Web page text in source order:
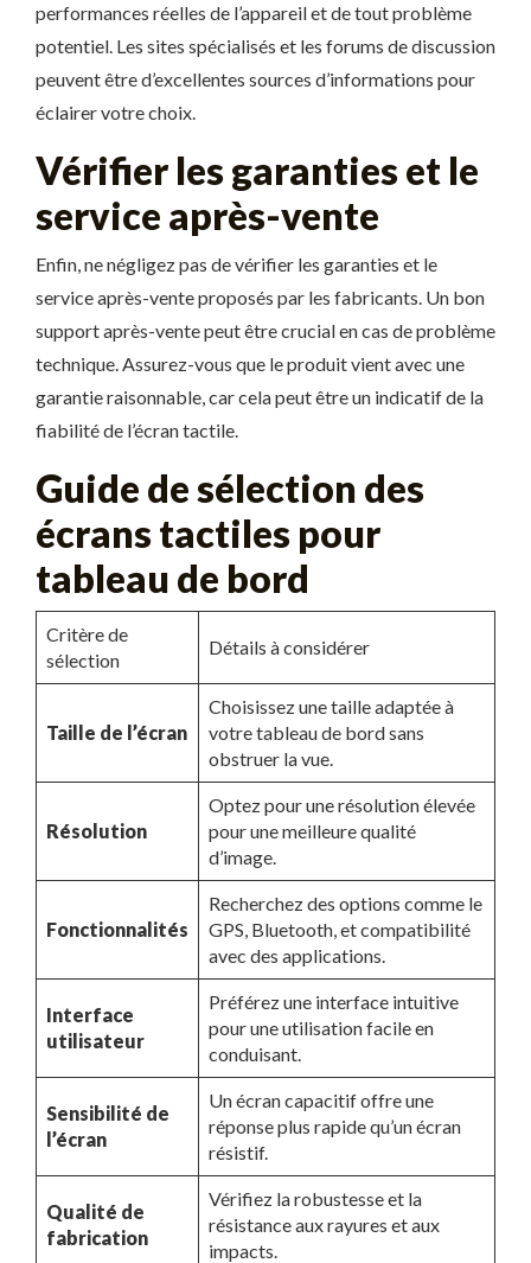
performances réelles de l’appareil et de tout problème
potentiel. Les sites spécialisés et les forums de discussion
peuvent être d’excellentes sources d’informations pour
éclairer votre choix.
Vérifier les garanties et le
service après-vente
Enfin, ne négligez pas de vérifier les garanties et le
service après-vente proposés par les fabricants. Un bon
support après-vente peut être crucial en cas de problème
technique. Assurez-vous que le produit vient avec une
garantie raisonnable, car cela peut être un indicatif de la
fiabilité de l’écran tactile.
Guide de sélection des
écrans tactiles pour
tableau de bord
Critère de
sélection
Détails à considérer
Taille de l’écran
Choisissez une taille adaptée à
votre tableau de bord sans
obstruer la vue.
Résolution
Optez pour une résolution élevée
pour une meilleure qualité
d’image.
Fonctionnalités
Recherchez des options comme le
GPS, Bluetooth, et compatibilité
avec des applications.
Interface
utilisateur
Préférez une interface intuitive
pour une utilisation facile en
conduisant.
Sensibilité de
l’écran
Un écran capacitif offre une
réponse plus rapide qu’un écran
résistif.
Qualité de
fabrication
Vérifiez la robustesse et la
résistance aux rayures et aux
impacts.